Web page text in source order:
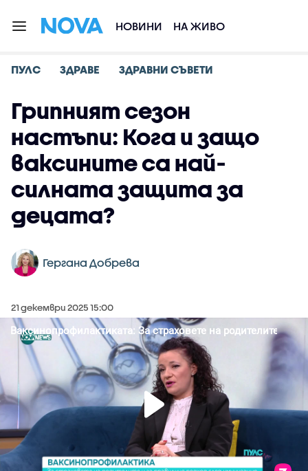
НОВИНИ НА ЖИВО
ПУЛС ЗДРАВЕ ЗДРАВНИ СЪВЕТИ
Грипният сезон
настъпи: Кога и защо
ваксините са най-
силната защита за
децата?
Гергана Добрева
21 декември 2025 15:00